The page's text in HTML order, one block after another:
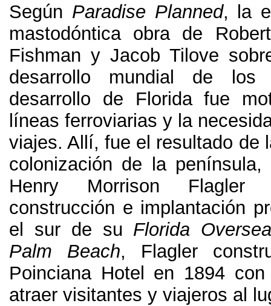
Según Paradise Planned,
la
mastodóntica obra de
Fishman y Jacob Tilove
desarrollo mundial de los
desarrollo de Florida fue
líneas ferroviarias y la
viajes. Allí,fue el resultado de
colonización de la península,
Henry Morrison Flagler
construcción e implantación
el sur de su Florida
Palm Beach, Flagler
Poinciana Hotel en 1894
atraer visitantes y viajeros al